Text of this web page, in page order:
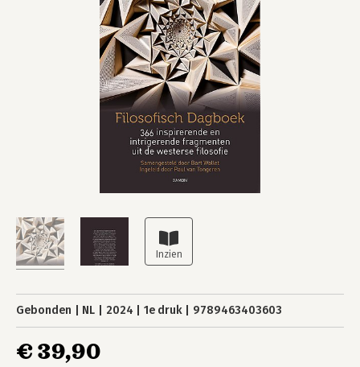
Gebonden NL 2024 1e druk 9789463403603
€ 39,90